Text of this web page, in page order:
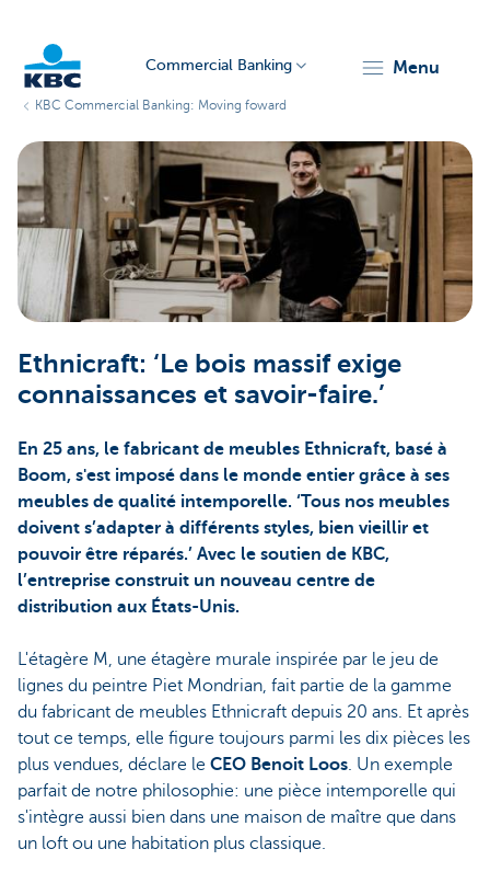
Corporate
Commercial Banking menu
KBC Commercial Banking: Moving foward
Ethnicraft: ‘Le bois massif exige
connaissances et savoir-faire.’
En 25 ans, le fabricant de meubles Ethnicraft, basé à
Boom, s'est imposé dans le monde entier grâce à ses
meubles de qualité intemporelle. ‘Tous nos meubles
doivent s’adapter à différents styles, bien vieillir et
pouvoir être réparés.’ Avec le soutien de KBC,
l’entreprise construit un nouveau centre de
distribution aux États-Unis.
L'étagère M, une étagère murale inspirée par le jeu de
lignes du peintre Piet Mondrian, fait partie de la gamme
du fabricant de meubles Ethnicraft depuis 20 ans. Et après
tout ce temps, elle figure toujours parmi les dix pièces les
plus vendues, déclare le CEO Benoit Loos. Un exemple
parfait de notre philosophie: une pièce intemporelle qui
s'intègre aussi bien dans une maison de maître que dans
un loft ou une habitation plus classique.